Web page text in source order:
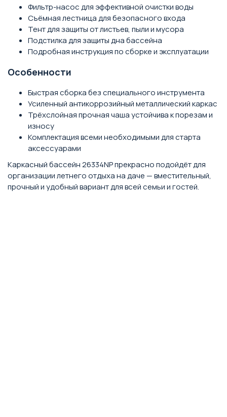
Фильтр-насос для эффективной очистки воды
Съёмная лестница для безопасного входа
Тент для защиты от листьев, пыли и мусора
Подстилка для защиты дна бассейна
Подробная инструкция по сборке и эксплуатации
Особенности
Быстрая сборка без специального инструмента
Усиленный антикоррозийный металлический каркас
Трёхслойная прочная чаша устойчива к порезам и
износу
Комплектация всеми необходимыми для старта
аксессуарами
Каркасный бассейн 26334NP прекрасно подойдёт для
организации летнего отдыха на даче — вместительный,
прочный и удобный вариант для всей семьи и гостей.